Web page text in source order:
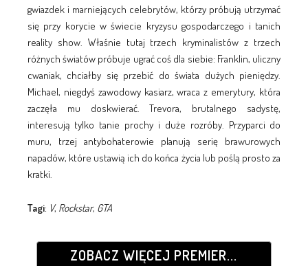
gwiazdek i marniejących celebrytów, którzy próbują utrzymać
się przy korycie w świecie kryzysu gospodarczego i tanich
reality show. Właśnie tutaj trzech kryminalistów z trzech
różnych światów próbuje ugrać coś dla siebie: Franklin, uliczny
cwaniak, chciałby się przebić do świata dużych pieniędzy.
Michael, niegdyś zawodowy kasiarz, wraca z emerytury, która
zaczęła mu doskwierać. Trevora, brutalnego sadystę,
interesują tylko tanie prochy i duże rozróby. Przyparci do
muru, trzej antybohaterowie planują serię brawurowych
napadów, które ustawią ich do końca życia lub poślą prosto za
kratki.
Tagi: V, Rockstar, GTA
ZOBACZ WIĘCEJ PREMIER...